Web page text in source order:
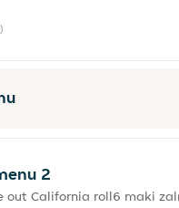
2
out California roll6 maki